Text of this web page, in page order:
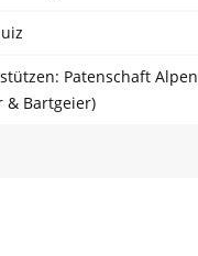
Patenschaft Alpen
& Bartgeier)